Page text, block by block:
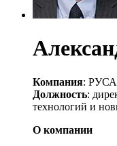
Компания:
Должность:
технологий и
О компании